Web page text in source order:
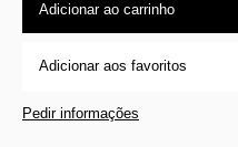
Adicionar ao carrinho
Adicionar aos favoritos
Pedir informações